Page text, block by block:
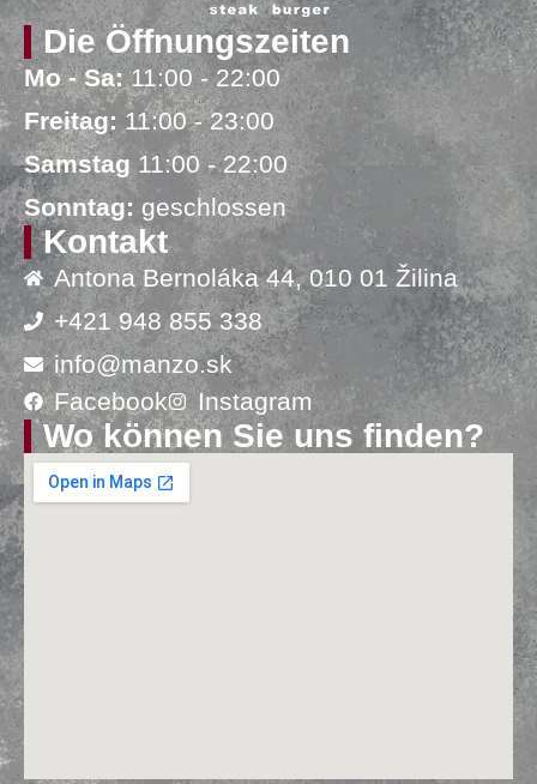
Die Öffnungszeiten
Mo - Sa:11:00 - 22:00
Freitag: 11:00 - 23:00
Samstag 11:00 - 22:00
Sonntag: geschlossen
Kontakt
Antona Bernoláka 44, 010 01 Žilina
+421 948 855 338
info@manzo.sk
Facebook
Instagram
Wo können Sie uns finden?